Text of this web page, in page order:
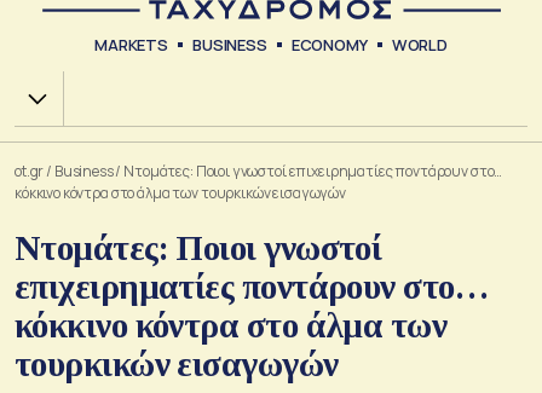
MARKETS BUSINESS ECONOMY WORLD
Χ.Α.
ot.gr/ Business/ Ντομάτες: Ποιοι γνωστοί επιχειρηματίες ποντάρουν στο…
κόκκινο κόντρα στο άλμα των τουρκικών εισαγωγών
Ντομάτες: Ποιοι γνωστοί
επιχειρηματίες ποντάρουν στο…
κόκκινο κόντρα στο άλμα των
τουρκικών εισαγωγών